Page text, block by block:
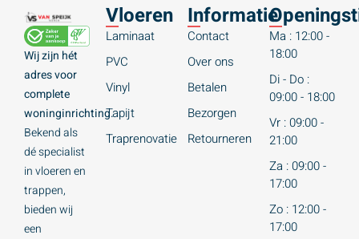
Wij zijn hét
adres voor
complete
woninginrichting.
Bekend als
dé specialist
in vloeren en
trappen,
bieden wij
een
Vloeren
Laminaat
PVC
Vinyl
Tapijt
Traprenovatie
Informatie
Contact
Over ons
Betalen
Bezorgen
Retourneren
Ma : 12:00 -
18:00
Di - Do :
09:00 - 18:00
Vr : 09:00 -
21:00
Za : 09:00 -
17:00
Zo : 12:00 -
17:00